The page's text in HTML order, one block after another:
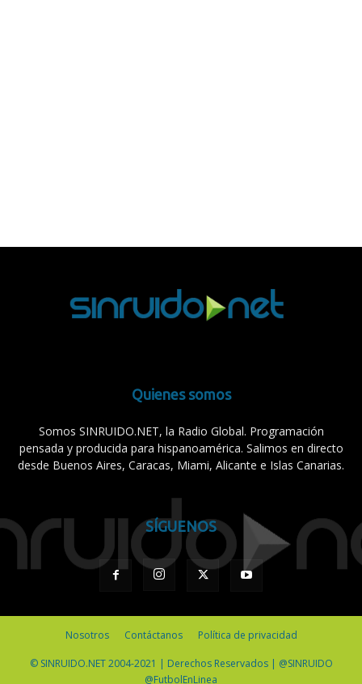
Quienes somos
Somos SINRUIDO.NET, la Radio Global. Programación
pensada y producida para hispanoamérica. Salimos en directo
desde Buenos Aires, Caracas, Miami, Alicante e Islas Canarias.
SÍGUENOS
Nosotros Contáctanos Política de privacidad
© SINRUIDO.NET 2004-2021 | Derechos Reservados | @SINRUIDO
@FutbolEnLinea